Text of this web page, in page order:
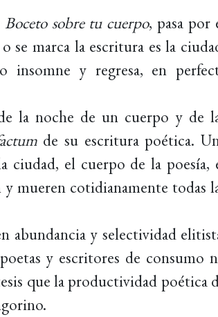
Boceto sobre tu cuerpo, pasa por
se marca la escritura es la
y regresa, en
la noche de un cuerpo y de
de su escritura poética.
ciudad, el cuerpo de la poesía,
mueren cotidianamente todas
abundancia y selectividad
y escritores de consumo
que la productividad poética